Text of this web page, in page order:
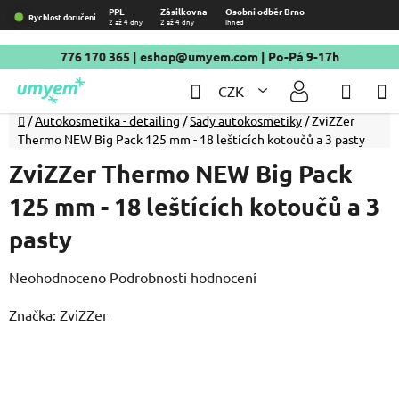
Přejít
na
obsah
Rychlost doručení PPL Zásilkovna Osobní odběr Brno
2 až 4 dny 2 až 4 dny Ihned
776 170 365 | eshop@umyem.com| Po-Pá 9-17h
CZK
Hledat
Domů
/Autokosmetika - detailing /Sady autokosmetiky /ZviZZer
Thermo NEW Big Pack 125 mm - 18 leštících kotoučů a 3 pasty
ZviZZer Thermo NEW Big Pack
125 mm - 18 leštících kotoučů a 3
pasty
Průměrné
produktu
Neohodnoceno Podrobnosti hodnocení
Značka: ZviZZer